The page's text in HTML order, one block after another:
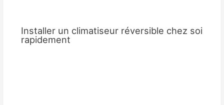
Installer un climatiseur réversible chez soi
rapidement